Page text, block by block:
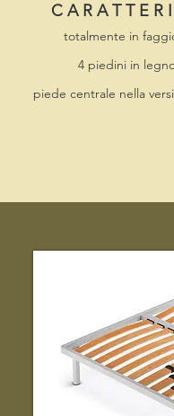
C A R A T T E R
totalmente in
4 piedini in
piede centrale nella